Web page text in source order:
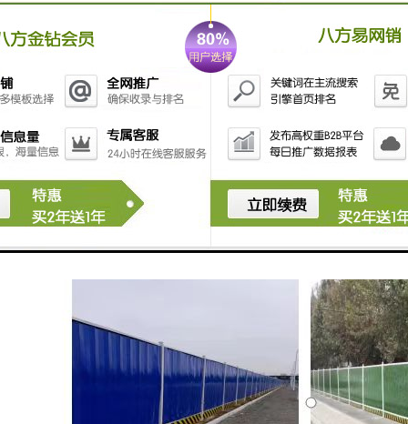
图纸定制加工，满足不同工程的结构受力要求。
对于隧道施工中涉及的高空作业，压瓦机是必不可少的
设备。隧道顶板、侧壁的金属板材铺设，往往需要在高
处进行连续作业。郑州鑫纵建材旗下多台移动式高空压
瓦机，可直接开到施工现场进行板材压型作业，大大减
少了板材运输和二次搬运的成本，提高了施工效率。无
论是彩钢板、镀锌板还是其他金属板材，公司均可提供
对应的压瓦机租赁服务，且设备型号齐全，能够匹配不